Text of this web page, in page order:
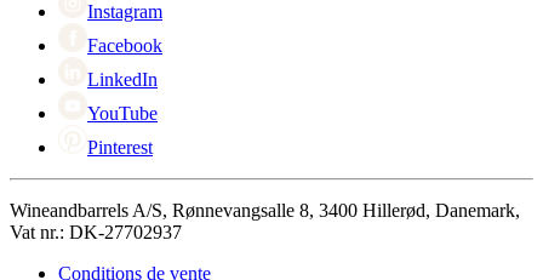
Instagram
Facebook
LinkedIn
YouTube
Pinterest
Wineandbarrels A/S, Rønnevangsalle 8, 3400 Hillerød, Danemark,
Vat nr.: DK-27702937
Conditions de vente